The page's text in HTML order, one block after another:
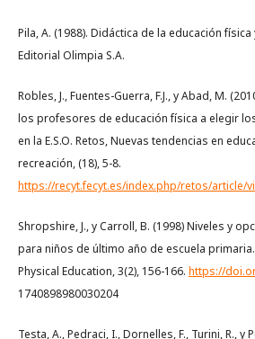
Pila, A. (1988). Didáctica de la educación
Editorial Olimpia S.A.
Robles, J., Fuentes-Guerra, F.J., y Abad, M.
los profesores de educación física a elegir
en la E.S.O. Retos, Nuevas tendencias en
recreación, (18), 5-8.
https://recyt.fecyt.es/index.php/retos/article/
Shropshire, J., y Carroll, B. (1998) Niveles y
para niños de último año de escuela
Physical Education, 3(2), 156-166. https://
1740898980030204
Testa, A., Pedraci, I., Dornelles, F., Turini, R., y